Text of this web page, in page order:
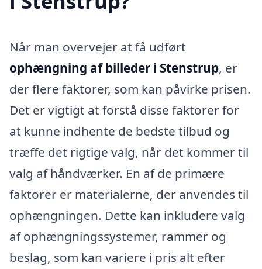
Når man overvejer at få udført
ophængning af billeder i Stenstrup, er
der flere faktorer, som kan påvirke prisen.
Det er vigtigt at forstå disse faktorer for
at kunne indhente de bedste tilbud og
træffe det rigtige valg, når det kommer til
valg af håndværker. En af de primære
faktorer er materialerne, der anvendes til
ophængningen. Dette kan inkludere valg
af ophængningssystemer, rammer og
beslag, som kan variere i pris alt efter